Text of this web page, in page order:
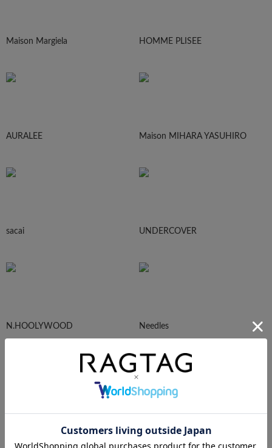
Maison Margiela HOMME PLISEE
AURALEE Maison MIHARA YASUHIRO
sacai UNDERCOVER
N.HOOLYWOOD Needles